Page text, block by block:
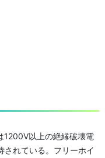
以上の絶縁破壊電
されている。フリーホイ